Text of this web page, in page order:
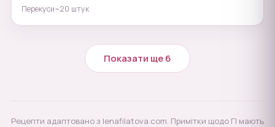
Перекуси~20 штук
Показати ще 6
Рецепти адаптовано з lenafilatova.com. Примітки щодо ГІ мають